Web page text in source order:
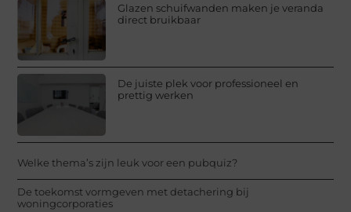
Glazen schuifwanden maken je veranda
direct bruikbaar
De juiste plek voor professioneel en
prettig werken
Welke thema’s zijn leuk voor een pubquiz?
De toekomst vormgeven met detachering bij
woningcorporaties